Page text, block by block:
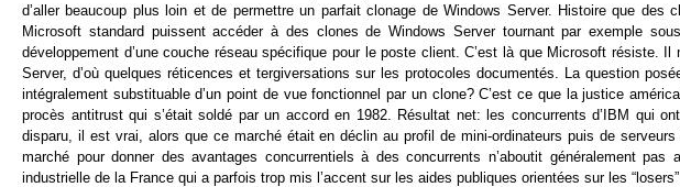
d’aller beaucoup plus loin et de permettre un parfait clonage de Windows Server. Histoire que
Microsoft standard puissent accéder à des clones de Windows Server tournant par exemple
développement d’une couche réseau spécifique pour le poste client. C’est là que Microsoft résiste.
Server, d’où quelques réticences et tergiversations sur les protocoles documentés. La question
intégralement substituable d’un point de vue fonctionnel par un clone? C’est ce que la justice
procès antitrust qui s’était soldé par un accord en 1982. Résultat net: les concurrents d’IBM qui
disparu, il est vrai, alors que ce marché était en déclin au profil de mini-ordinateurs puis de
marché pour donner des avantages concurrentiels à des concurrents n’aboutit généralement
industrielle de la France qui a parfois trop mis l’accent sur les aides publiques orientées sur les